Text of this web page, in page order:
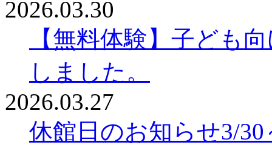
2026.03.30
【無料体験】子ども
しました。
2026.03.27
休館日のお知らせ3/30